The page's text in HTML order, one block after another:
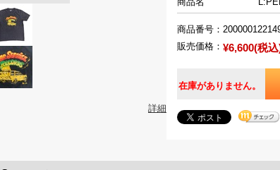
商品番号：
販売価格： ¥6,600(税
在庫がありません。
詳細